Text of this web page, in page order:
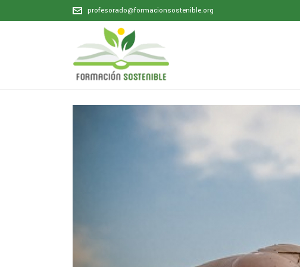
profesorado@formacionsostenible.org